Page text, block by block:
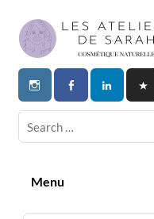
content
Les Ateliers
Naturelle
Menu